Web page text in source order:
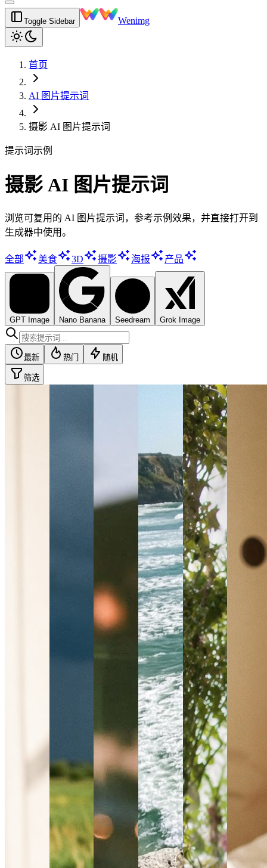
Toggle Sidebar Wenimg
首页
AI 图片提示词
摄影 AI 图片提示词
提示词示例
摄影 AI 图片提示词
浏览可复用的 AI 图片提示词，参考示例效果，并直接打开到
生成器中使用。
全部 美食 3D 摄影 海报 产品
GPT Image Nano Banana Seedream Grok Image
最新 热门 随机
筛选